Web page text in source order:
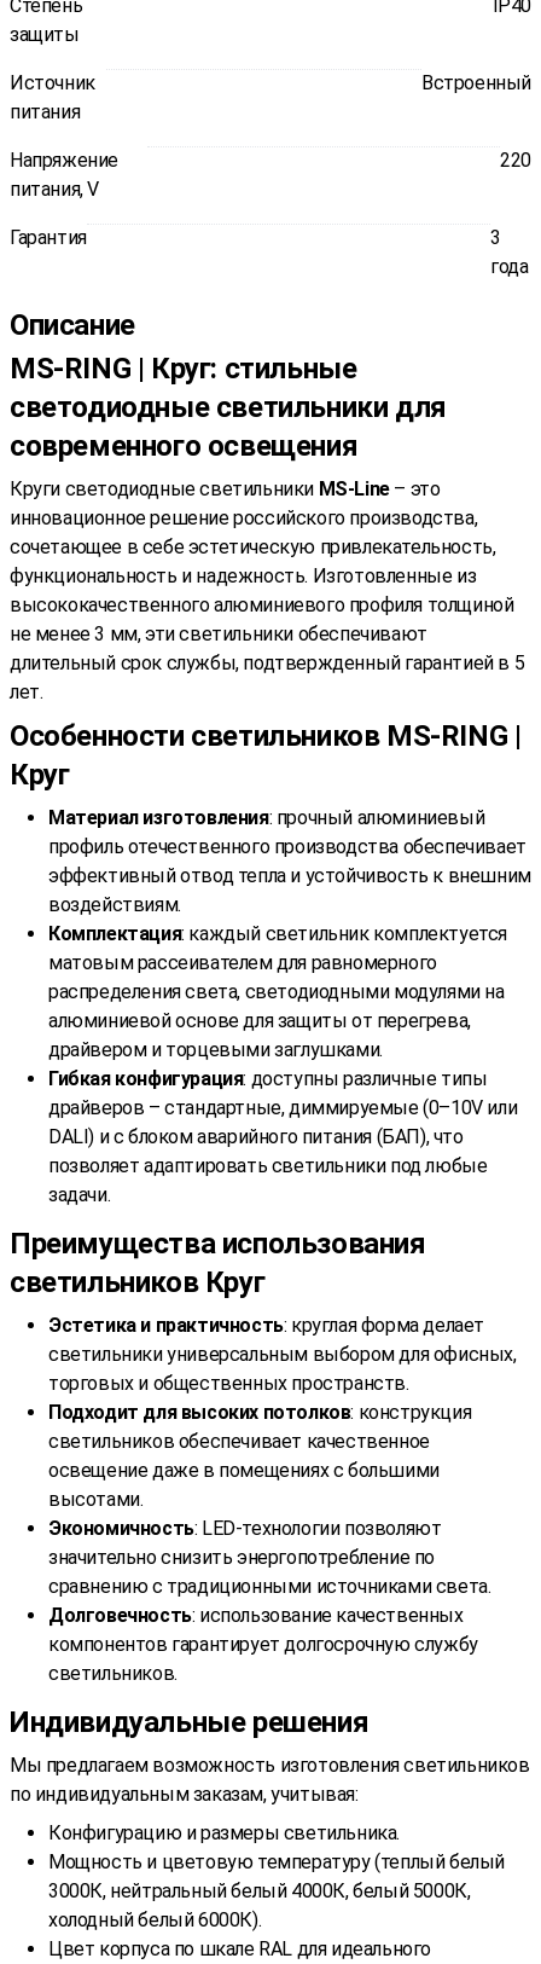
Степень
защиты
IP40
Источник
питания
Встроенный
Напряжение
питания, V
220
Гарантия
3
года
Описание
MS-RING | Круг: стильные
светодиодные светильники для
современного освещения
Круги светодиодные светильники MS-Line – это
инновационное решение российского производства,
сочетающее в себе эстетическую привлекательность,
функциональность и надежность. Изготовленные из
высококачественного алюминиевого профиля толщиной
не менее 3 мм, эти светильники обеспечивают
длительный срок службы, подтвержденный гарантией в 5
лет.
Особенности светильников MS-RING |
Круг
Материал изготовления: прочный алюминиевый
профиль отечественного производства обеспечивает
эффективный отвод тепла и устойчивость к внешним
воздействиям.
Комплектация: каждый светильник комплектуется
матовым рассеивателем для равномерного
распределения света, светодиодными модулями на
алюминиевой основе для защиты от перегрева,
драйвером и торцевыми заглушками.
Гибкая конфигурация: доступны различные типы
драйверов – стандартные, диммируемые (0–10V или
DALI) и с блоком аварийного питания (БАП), что
позволяет адаптировать светильники под любые
задачи.
Преимущества использования
светильников Круг
Эстетика и практичность: круглая форма делает
светильники универсальным выбором для офисных,
торговых и общественных пространств.
Подходит для высоких потолков: конструкция
светильников обеспечивает качественное
освещение даже в помещениях с большими
высотами.
Экономичность: LED-технологии позволяют
значительно снизить энергопотребление по
сравнению с традиционными источниками света.
Долговечность: использование качественных
компонентов гарантирует долгосрочную службу
светильников.
Индивидуальные решения
Мы предлагаем возможность изготовления светильников
по индивидуальным заказам, учитывая:
Конфигурацию и размеры светильника.
Мощность и цветовую температуру (теплый белый
3000К, нейтральный белый 4000К, белый 5000К,
холодный белый 6000К).
Цвет корпуса по шкале RAL для идеального